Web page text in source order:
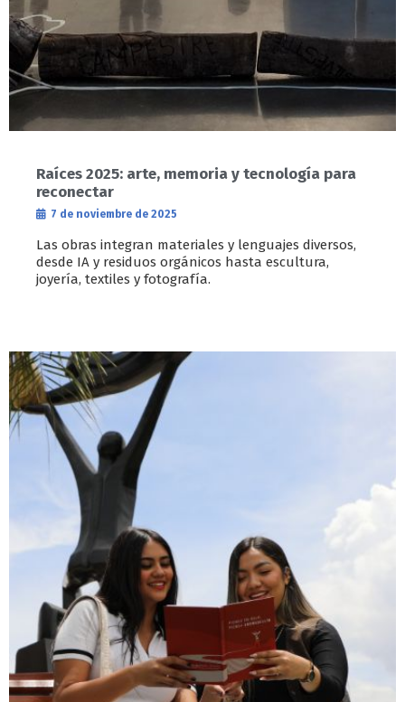
Raíces 2025: arte, memoria y tecnología para
reconectar
7 de noviembre de 2025
Las obras integran materiales y lenguajes diversos,
desde IA y residuos orgánicos hasta escultura,
joyería, textiles y fotografía.